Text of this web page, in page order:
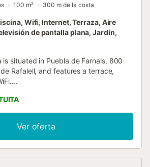
100 m² 300 m de la costa
Wifi, Internet, Terraza, Aire
de pantalla plana, Jardín,
is situated in Puebla de Farnals, 800
Rafalell, and features a terrace,
Ver oferta